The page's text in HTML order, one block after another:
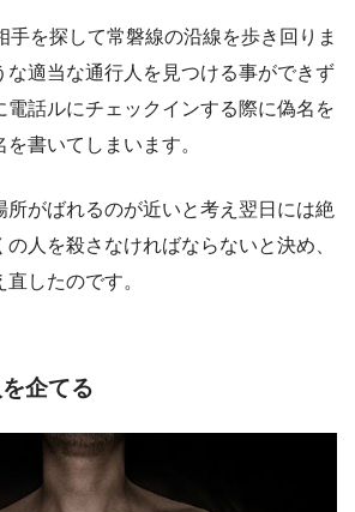
手を探して常磐線の沿線を歩き回りま
な適当な通行人を見つける事ができず
電話ルにチェックインする際に偽名を
書いてしまいます。
所がばれるのが近いと考え翌日には絶
人を殺さなければならないと決め、
したのです。
を企てる